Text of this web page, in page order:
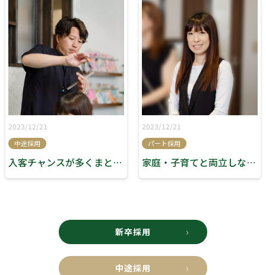
2023/12/21
中途採用
入客チャンスが多くまとまりのある会社です！
2023/12/21
パート採用
家庭・子育てと両立しながら無理なく働けています！！
新卒採用
中途採用